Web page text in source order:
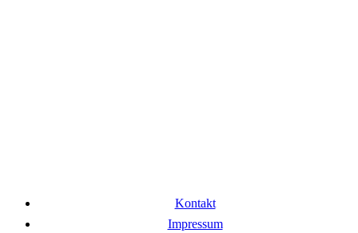
Kontakt
Impressum